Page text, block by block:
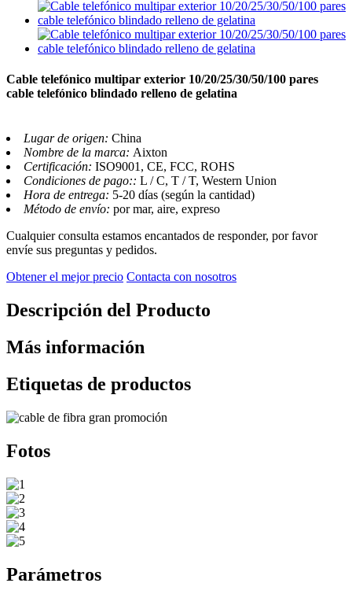
Cable telefónico multipar exterior 10/20/25/30/50/100 pares
cable telefónico blindado relleno de gelatina
Lugar de origen: China
Nombre de la marca: Aixton
Certificación: ISO9001, CE, FCC, ROHS
Condiciones de pago:: L / C, T / T, Western Union
Hora de entrega: 5-20 días (según la cantidad)
Método de envío: por mar, aire, expreso
Cualquier consulta estamos encantados de responder, por favor
envíe sus preguntas y pedidos.
Obtener el mejor precio Contacta con nosotros
Descripción del Producto
Más información
Etiquetas de productos
Fotos
Parámetros